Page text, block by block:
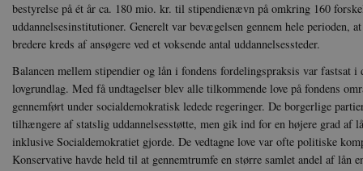
bestyrelse på ét år ca. 180 mio. kr. til stipendienævn på omkring 160
uddannelsesinstitutioner. Generelt var bevægelsen gennem hele perioden,
bredere kreds af ansøgere ved et voksende antal uddannelsessteder.
Balancen mellem stipendier og lån i fondens fordelingspraksis var fastsat
lovgrundlag. Med få undtagelser blev alle tilkommende love på fondens
gennemført under socialdemokratisk ledede regeringer. De borgerlige
tilhængere af statslig uddannelsesstøtte, men gik ind for en højere grad af
inklusive Socialdemokratiet gjorde. De vedtagne love var ofte politiske
Konservative havde held til at gennemtrumfe en større samlet andel af lån
Navn
nmstat
VISITOR_INFO1_LIVE
Navn
cf_clearance
Navn
_cfuvid